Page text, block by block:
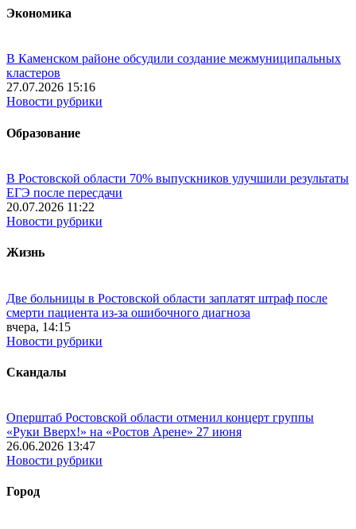
Экономика
В Каменском районе обсудили создание межмуниципальных
кластеров
27.07.2026 15:16
Новости рубрики
Образование
В Ростовской области 70% выпускников улучшили результаты
ЕГЭ после пересдачи
20.07.2026 11:22
Новости рубрики
Жизнь
Две больницы в Ростовской области заплатят штраф после
смерти пациента из-за ошибочного диагноза
вчера, 14:15
Новости рубрики
Скандалы
Оперштаб Ростовской области отменил концерт группы
«Руки Вверх!» на «Ростов Арене» 27 июня
26.06.2026 13:47
Новости рубрики
Город